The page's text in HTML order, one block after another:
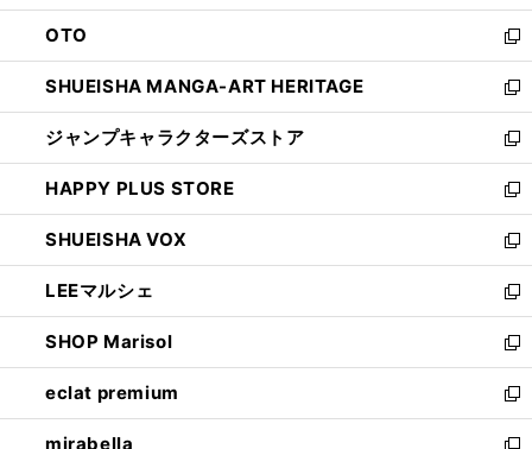
ウ
で
開
く
ン
ド
ウ
で
開
く
OTO
新
し
い
ウ
ィ
ン
ド
ウ
で
開
く
SHUEISHA MANGA-ART HERITAGE
新
し
い
ウ
ィ
ン
ド
ウ
で
開
く
ジャンプキャラクターズストア
新
し
い
ウ
ィ
ン
ド
ウ
で
開
く
HAPPY PLUS STORE
新
し
い
ウ
ィ
ン
ド
ウ
で
開
く
SHUEISHA VOX
新
し
い
ウ
ィ
ン
ド
ウ
で
LEEマルシェ
新
し
い
ウ
ィ
ン
SHOP Marisol
新
し
い
ウ
eclat premium
新
し
mirabella